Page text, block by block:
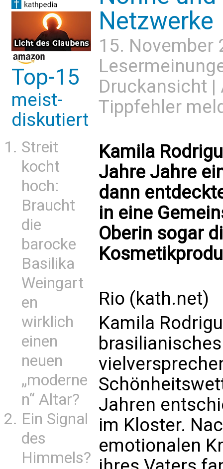
Top-15
meist-
diskutiert
Streit
kocht
hoch:
Braucht
die
barocke
Basilika
Weingart
en
wirklich
einen
neuen
„moderne
n“ Altar?
Ein Signal
des
Himmels?
Netzwerke
15. November
Druckansicht |
Tippfehler
Kamila
Jahre Jahre
dann
in eine
Oberin sogar
Rio (kath.net)
Kamila
Jahren
im Kloster.
emotionalen